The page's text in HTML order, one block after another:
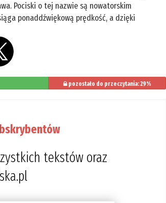
Pociski o tej nazwie są nowatorskim
ponaddźwiękową prędkość, a dzięki
pozostało do przeczytania: 29%
tekstów oraz